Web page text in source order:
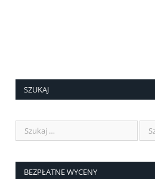
SZUKAJ
BEZPŁATNE WYCENY